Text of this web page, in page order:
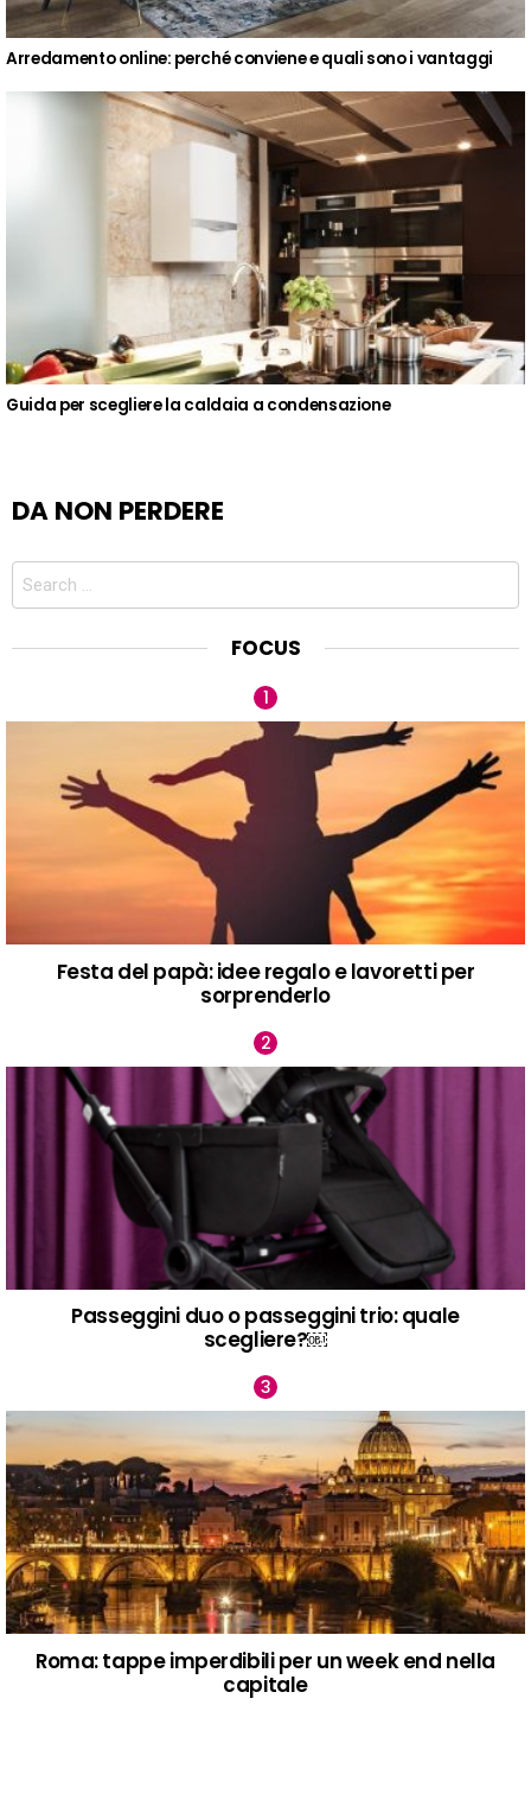
Arredamento online: perché conviene e quali sono i vantaggi
Guida per scegliere la caldaia a condensazione
DA NON PERDERE
Search
FOCUS
Festa del papà: idee regalo e lavoretti per
sorprenderlo
Passeggini duo o passeggini trio: quale
scegliere?￼
Roma: tappe imperdibili per un week end nella
capitale